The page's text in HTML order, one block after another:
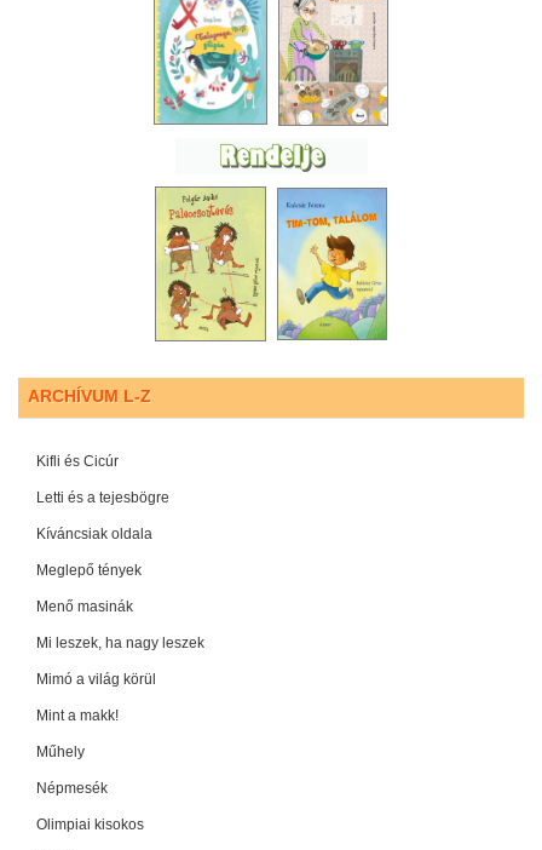
ARCHÍVUM L-Z
Kifli és Cicúr
Letti és a tejesbögre
Kíváncsiak oldala
Meglepő tények
Menő masinák
Mi leszek, ha nagy leszek
Mimó a világ körül
Mint a makk!
Műhely
Népmesék
Olimpiai kisokos